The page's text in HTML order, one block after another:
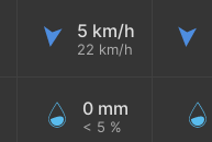
5 km/h
22 km/h
0 mm
< 5 %